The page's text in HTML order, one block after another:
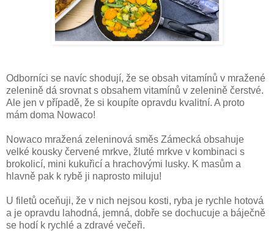
Odborníci se navíc shodují, že se obsah vitamínů v mražené
zelenině dá srovnat s obsahem vitamínů v zelenině čerstvé.
Ale jen v případě, že si koupíte opravdu kvalitní. A proto
mám doma Nowaco!
Nowaco mražená zeleninová směs Zámecká obsahuje
velké kousky červené mrkve, žluté mrkve v kombinaci s
brokolicí, mini kukuřicí a hrachovými lusky. K masům a
hlavně pak k rybě ji naprosto miluju!
U filetů oceňuji, že v nich nejsou kosti, ryba je rychle hotová
a je opravdu lahodná, jemná, dobře se dochucuje a báječně
se hodí k rychlé a zdravé večeři.